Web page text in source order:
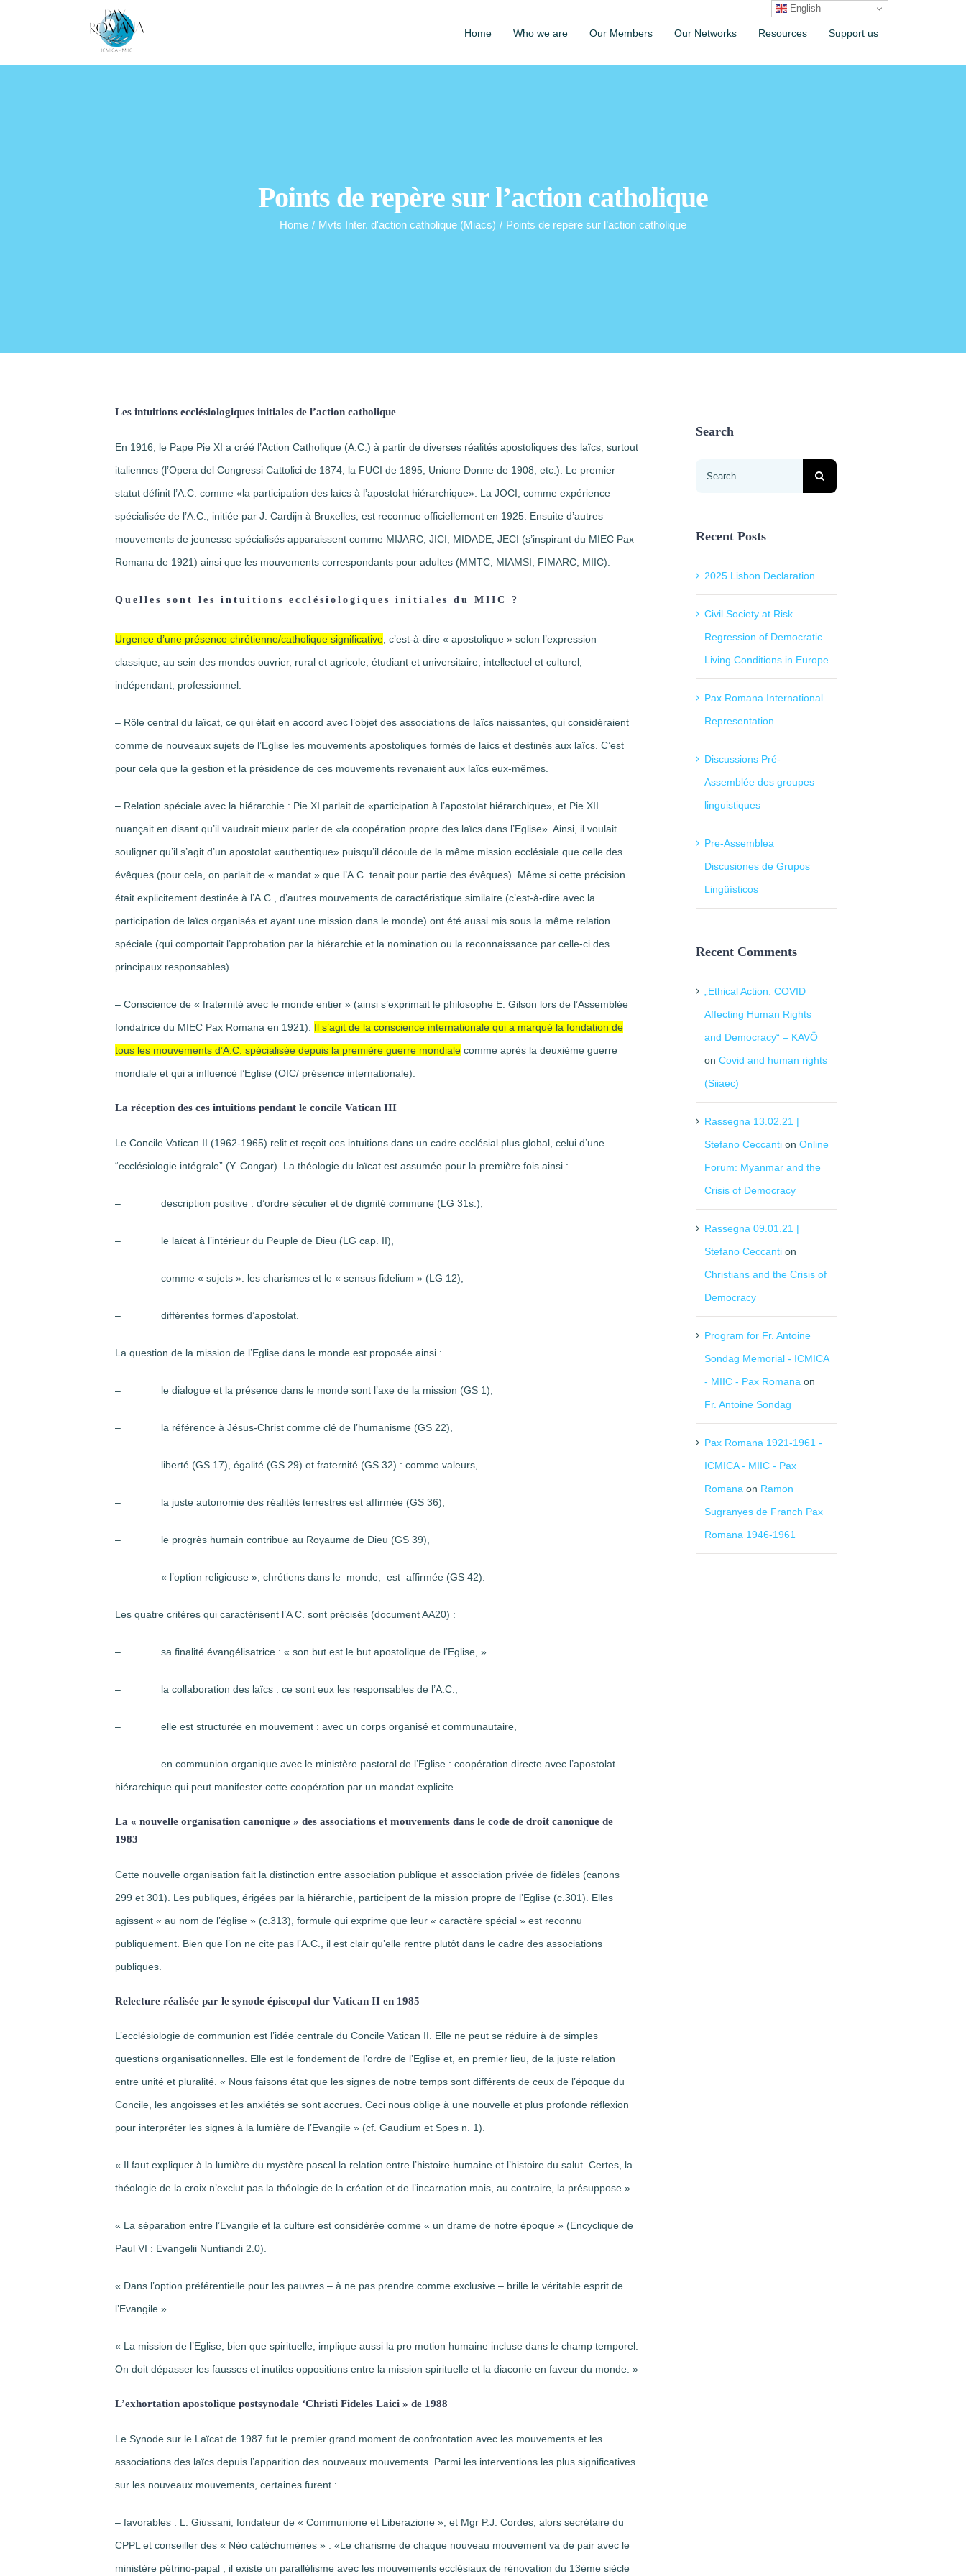
Home Who we are Our Members Our Networks Resources Support us
Points de repère sur l’action catholique
Home / Mvts Inter. d'action catholique (Miacs) / Points de repère sur l’action catholique
Les intuitions ecclésiologiques initiales de l’action catholique
En 1916, le Pape Pie XI a créé l’Action Catholique (A.C.) à partir de diverses réalités apostoliques des laïcs, surtout
italiennes (l’Opera del Congressi Cattolici de 1874, la FUCI de 1895, Unione Donne de 1908, etc.). Le premier
statut définit l’A.C. comme «la participation des laïcs à l’apostolat hiérarchique». La JOCI, comme expérience
spécialisée de l’A.C., initiée par J. Cardijn à Bruxelles, est reconnue officiellement en 1925. Ensuite d’autres
mouvements de jeunesse spécialisés apparaissent comme MIJARC, JICI, MIDADE, JECI (s’inspirant du MIEC Pax
Romana de 1921) ainsi que les mouvements correspondants pour adultes (MMTC, MIAMSI, FIMARC, MIIC).
Quelles sont les intuitions ecclésiologiques initiales du MIIC ?
Urgence d’une présence chrétienne/catholique significative , c’est-à-dire « apostolique » selon l’expression
classique, au sein des mondes ouvrier, rural et agricole, étudiant et universitaire, intellectuel et culturel,
indépendant, professionnel.
– Rôle central du laïcat, ce qui était en accord avec l’objet des associations de laïcs naissantes, qui considéraient
comme de nouveaux sujets de l’Eglise les mouvements apostoliques formés de laïcs et destinés aux laïcs. C’est
pour cela que la gestion et la présidence de ces mouvements revenaient aux laïcs eux-mêmes.
– Relation spéciale avec la hiérarchie : Pie XI parlait de «participation à l’apostolat hiérarchique», et Pie XII
nuançait en disant qu’il vaudrait mieux parler de «la coopération propre des laïcs dans l’Eglise». Ainsi, il voulait
souligner qu’il s’agit d’un apostolat «authentique» puisqu’il découle de la même mission ecclésiale que celle des
évêques (pour cela, on parlait de « mandat » que l’A.C. tenait pour partie des évêques). Même si cette précision
était explicitement destinée à l’A.C., d’autres mouvements de caractéristique similaire (c’est-à-dire avec la
participation de laïcs organisés et ayant une mission dans le monde) ont été aussi mis sous la même relation
spéciale (qui comportait l’approbation par la hiérarchie et la nomination ou la reconnaissance par celle-ci des
principaux responsables).
– Conscience de « fraternité avec le monde entier » (ainsi s’exprimait le philosophe E. Gilson lors de l’Assemblée
fondatrice du MIEC Pax Romana en 1921). Il s’agit de la conscience internationale qui a marqué la fondation de
tous les mouvements d’A.C. spécialisée depuis la première guerre mondiale comme après la deuxième guerre
mondiale et qui a influencé l’Eglise (OIC/ présence internationale).
La réception des ces intuitions pendant le concile Vatican III
Le Concile Vatican II (1962-1965) relit et reçoit ces intuitions dans un cadre ecclésial plus global, celui d’une
“ecclésiologie intégrale” (Y. Congar). La théologie du laïcat est assumée pour la première fois ainsi :
– description positive : d’ordre séculier et de dignité commune (LG 31s.),
– le laïcat à l’intérieur du Peuple de Dieu (LG cap. II),
– comme « sujets »: les charismes et le « sensus fidelium » (LG 12),
– différentes formes d’apostolat.
La question de la mission de l’Eglise dans le monde est proposée ainsi :
– le dialogue et la présence dans le monde sont l’axe de la mission (GS 1),
– la référence à Jésus-Christ comme clé de l’humanisme (GS 22),
– liberté (GS 17), égalité (GS 29) et fraternité (GS 32) : comme valeurs,
– la juste autonomie des réalités terrestres est affirmée (GS 36),
– le progrès humain contribue au Royaume de Dieu (GS 39),
– « l’option religieuse », chrétiens dans le monde, est affirmée (GS 42).
Les quatre critères qui caractérisent l’A C. sont précisés (document AA20) :
– sa finalité évangélisatrice : « son but est le but apostolique de l’Eglise, »
– la collaboration des laïcs : ce sont eux les responsables de l’A.C.,
– elle est structurée en mouvement : avec un corps organisé et communautaire,
– en communion organique avec le ministère pastoral de l’Eglise : coopération directe avec l’apostolat
hiérarchique qui peut manifester cette coopération par un mandat explicite.
La « nouvelle organisation canonique » des associations et mouvements dans le code de droit canonique de
1983
Cette nouvelle organisation fait la distinction entre association publique et association privée de fidèles (canons
299 et 301). Les publiques, érigées par la hiérarchie, participent de la mission propre de l’Eglise (c.301). Elles
agissent « au nom de l’église » (c.313), formule qui exprime que leur « caractère spécial » est reconnu
publiquement. Bien que l’on ne cite pas l’A.C., il est clair qu’elle rentre plutôt dans le cadre des associations
publiques.
Relecture réalisée par le synode épiscopal dur Vatican II en 1985
L’ecclésiologie de communion est l’idée centrale du Concile Vatican II. Elle ne peut se réduire à de simples
questions organisationnelles. Elle est le fondement de l’ordre de l’Eglise et, en premier lieu, de la juste relation
entre unité et pluralité. « Nous faisons état que les signes de notre temps sont différents de ceux de l’époque du
Concile, les angoisses et les anxiétés se sont accrues. Ceci nous oblige à une nouvelle et plus profonde réflexion
pour interpréter les signes à la lumière de l’Evangile » (cf. Gaudium et Spes n. 1).
« Il faut expliquer à la lumière du mystère pascal la relation entre l’histoire humaine et l’histoire du salut. Certes, la
théologie de la croix n’exclut pas la théologie de la création et de l’incarnation mais, au contraire, la présuppose ».
« La séparation entre l’Evangile et la culture est considérée comme « un drame de notre époque » (Encyclique de
Paul VI : Evangelii Nuntiandi 2.0).
« Dans l’option préférentielle pour les pauvres – à ne pas prendre comme exclusive – brille le véritable esprit de
l’Evangile ».
« La mission de l’Eglise, bien que spirituelle, implique aussi la pro motion humaine incluse dans le champ temporel.
On doit dépasser les fausses et inutiles oppositions entre la mission spirituelle et la diaconie en faveur du monde. »
L’exhortation apostolique postsynodale ‘Christi Fideles Laici » de 1988
Le Synode sur le Laïcat de 1987 fut le premier grand moment de confrontation avec les mouvements et les
associations des laïcs depuis l’apparition des nouveaux mouvements. Parmi les interventions les plus significatives
sur les nouveaux mouvements, certaines furent :
– favorables : L. Giussani, fondateur de « Communione et Liberazione », et Mgr P.J. Cordes, alors secrétaire du
CPPL et conseiller des « Néo catéchumènes » : «Le charisme de chaque nouveau mouvement va de pair avec le
ministère pétrino-papal ; il existe un parallélisme avec les mouvements ecclésiaux de rénovation du 13ème siècle
Search
Search
Recent Posts
2025 Lisbon Declaration
Civil Society at Risk.
Regression of Democratic
Living Conditions in Europe
Pax Romana International
Representation
Discussions Pré-
Assemblée des groupes
linguistiques
Pre-Assemblea
Discusiones de Grupos
Lingüísticos
Recent Comments
„Ethical Action: COVID
Affecting Human Rights
and Democracy“ – KAVÖ
onCovid and human rights
(Siiaec)
Rassegna 13.02.21 |
Stefano Ceccanti onOnline
Forum: Myanmar and the
Crisis of Democracy
Rassegna 09.01.21 |
Stefano Ceccanti on
Christians and the Crisis of
Democracy
Program for Fr. Antoine
Sondag Memorial - ICMICA
- MIIC - Pax Romana on
Fr. Antoine Sondag
Pax Romana 1921-1961 -
ICMICA - MIIC - Pax
Romana on Ramon
Sugranyes de Franch Pax
Romana 1946-1961
English